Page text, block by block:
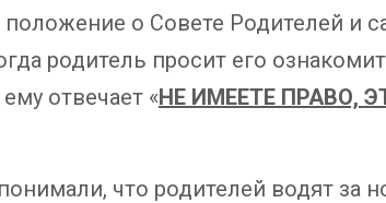
о Совете Родителей и
родитель просит его
отвечает «НЕ ИМЕЕТЕ ПРАВО,
что родителей водят за